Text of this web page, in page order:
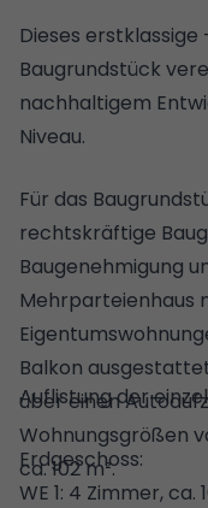
Dieses
Baugrundstück
nachhaltigem
Niveau.
Für das
rechtskräftige
Baugenehmigung
Mehrparteienhaus
Balkon
über einen
Wohnungsgrößen
ca. 102 m².
Auflistung der
Erdgeschoss:
WE 1: 4 Zimmer, ca.